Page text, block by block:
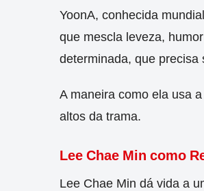
YoonA, conhecida
que mescla leveza,
determinada, que precisa
A maneira como ela usa a
altos da trama.
Lee Chae Min como
Lee Chae Min dá vida a